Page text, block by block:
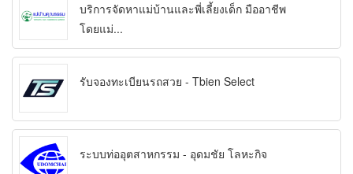
บริการจัดหาแม่บ้านและพี่เลี้ยงเด็ก มืออาชีพ
โดยแม่...
รับจองทะเบียนรถสวย - Tbien Select
ระบบท่ออุตสาหกรรม - อุดมชัย โลหะกิจ